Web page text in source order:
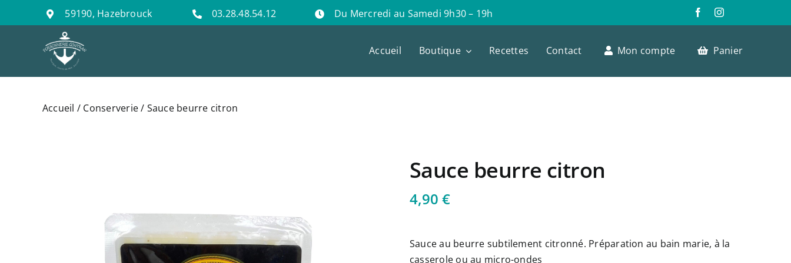
au
59190, Hazebrouck 03.28.48.54.12 Du Mercredi au Samedi 9h30 – 19h
Accueil Boutique Recettes Contact Mon compte Panier
Accueil / Conserverie/ Sauce beurre citron
Sauce beurre citron
4,90 €
Sauce au beurre subtilement citronné. Préparation au bain marie, à la
casserole ou au micro-ondes